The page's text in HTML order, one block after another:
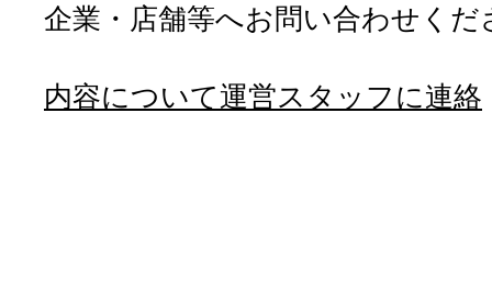
企業・店舗等へお問い合わせくだ
内容について運営スタッフに連絡